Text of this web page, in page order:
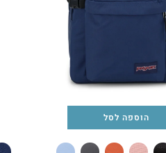
הוספה לסל